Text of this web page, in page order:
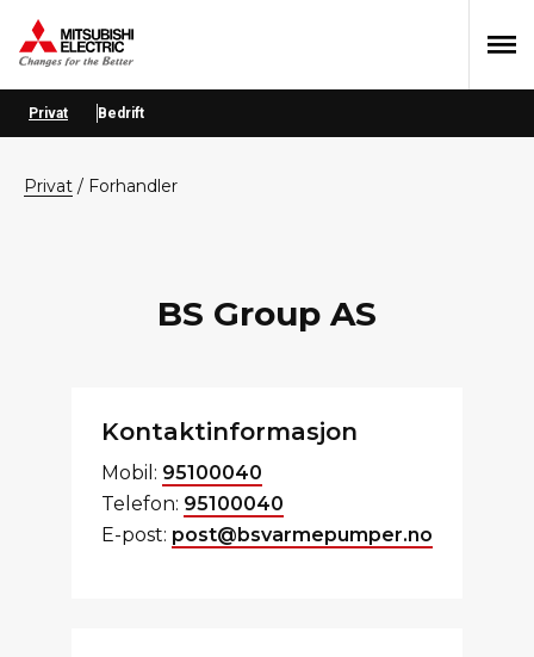
Hopp
menyen
Hopp
Hopp
Privat Bedrift
privat / Forhandler
BS Group AS
Kontaktinformasjon
Mobil: 95100040
Telefon: 95100040
E-post: post@bsvarmepumper.no